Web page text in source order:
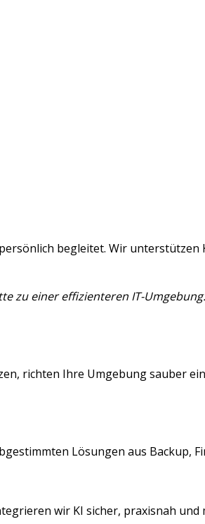
begleitet. Wir unterstützen
zu einer effizienteren IT-Umgebung.
richten Ihre Umgebung sauber
Lösungen aus Backup,
wir KI sicher, praxisnah